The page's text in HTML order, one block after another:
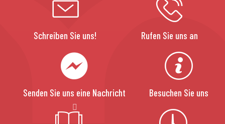
Schreiben Sie uns! Rufen Sie uns an
Senden Sie uns eine Nachricht Besuchen Sie uns